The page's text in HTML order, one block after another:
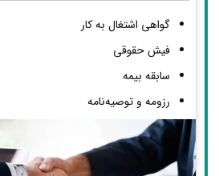
گواهی اشتغال به کار
فیش حقوقی
سابقه بیمه
رزومه و توصیه‌نامه